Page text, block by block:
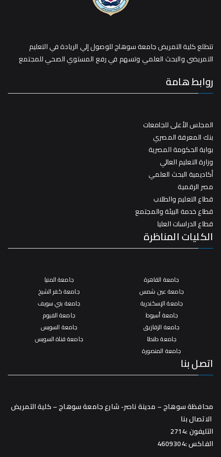
تتطلع كلية التمريض جامعة سوهاج للوصول إلي الريادة في التعليم
التمريضي والبحث العلمي وتسهم في رفع المستوي الصحي للمجتمع
روابط هامة
المجلس الأعلى للجامعات
بنك المعرفة المصري
بوابة الحكومة المصرية
وزارة التعليم العالي
أكاديمية البحث العلمي
مصر الرقمية
قطاع التعليم والطلاب
قطاع خدمة البيئة والمجتمع
قطاع الدراسات العليا
الكليات المناظرة
جامعة القاهرة
جامعة عين شمس
جامعة الإسكندرية
جامعة أسيوط
جامعة الزقازيق
جامعة طنطا
جامعة المنصورة
جامعة المنيا
جامعة كفر الشيخ
جامعة بني سويف
جامعة الفيوم
جامعة السويس
جامعة قناة السويس
اتصل بنا
محافظة سوهاج – مدينة ناصر- شارع جامعة سوهاج – كلية التمريض
الاتصال بنا
التليفون :2714
الفاكس :4609304